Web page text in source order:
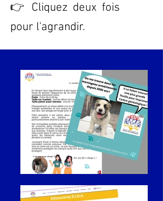
👉 Cliquez deux fois
pour l'agrandir.